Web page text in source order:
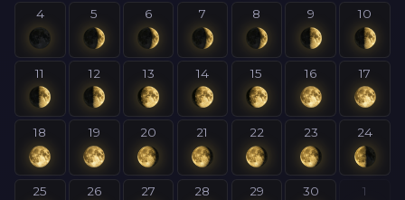
4 5 6 7 8 9 10
11 12 13 14 15 16 17
18 19 20 21 22 23 24
25 26 27 28 29 30 1